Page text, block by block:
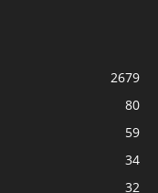
2679
80
59
34
32